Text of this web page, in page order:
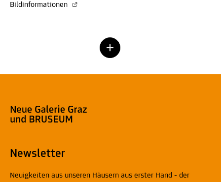
Bildinformationen
Newsletter
Neuigkeiten aus unseren Häusern aus erster Hand - der